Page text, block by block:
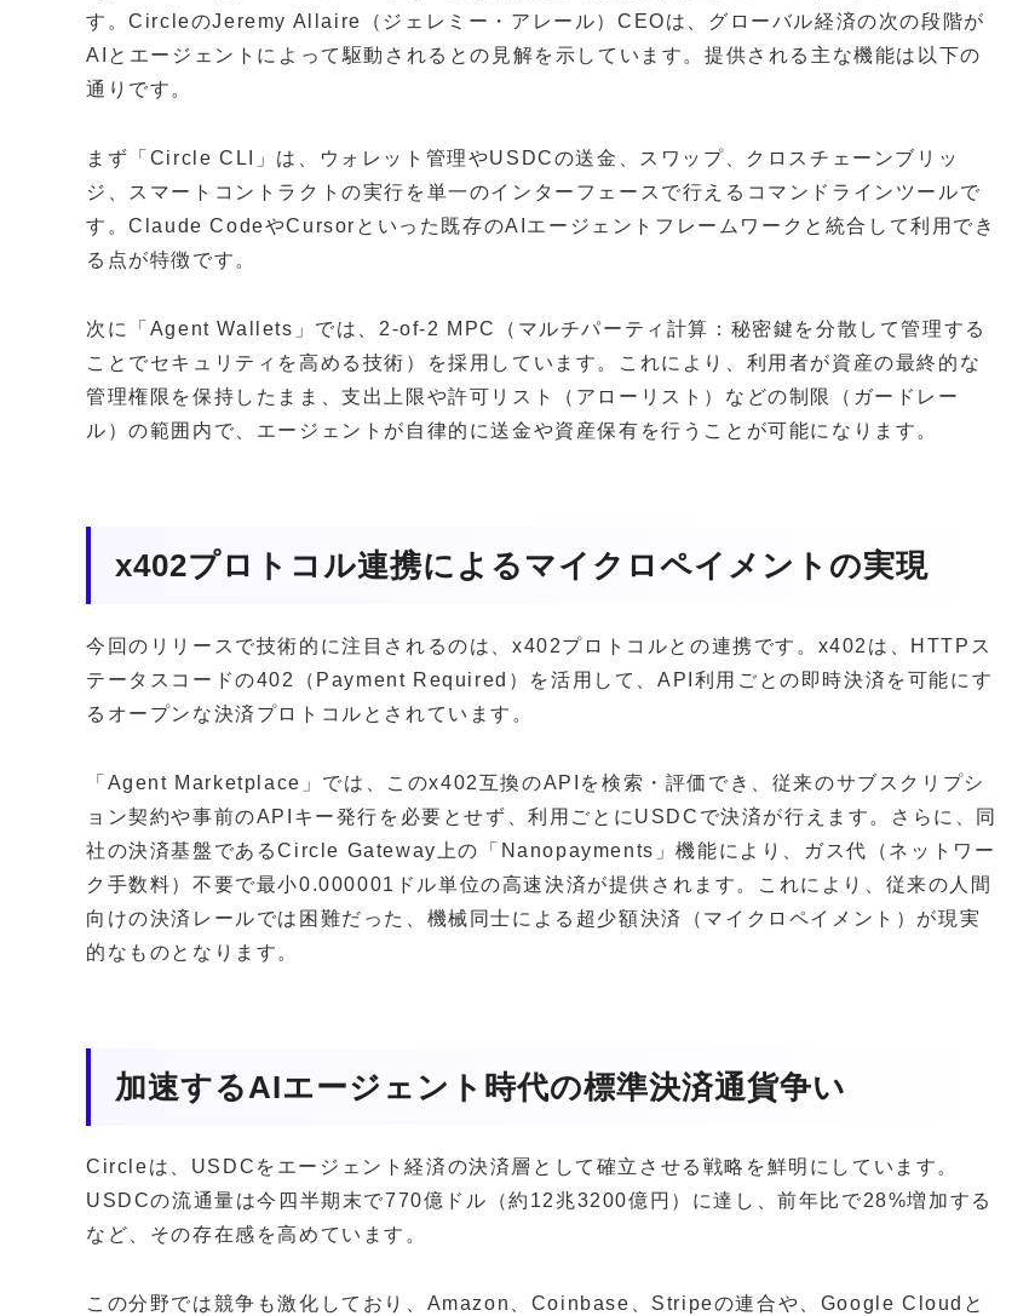
す。CircleのJeremy Allaire（ジェレミー・アレール）CEOは、グローバル経済の次の段階が
AIとエージェントによって駆動されるとの見解を示しています。提供される主な機能は以下の
通りです。
まず「Circle CLI」は、ウォレット管理やUSDCの送金、スワップ、クロスチェーンブリッ
ジ、スマートコントラクトの実行を単一のインターフェースで行えるコマンドラインツールで
す。Claude CodeやCursorといった既存のAIエージェントフレームワークと統合して利用でき
る点が特徴です。
次に「Agent Wallets」では、2-of-2 MPC（マルチパーティ計算：秘密鍵を分散して管理する
ことでセキュリティを高める技術）を採用しています。これにより、利用者が資産の最終的な
管理権限を保持したまま、支出上限や許可リスト（アローリスト）などの制限（ガードレー
ル）の範囲内で、エージェントが自律的に送金や資産保有を行うことが可能になります。
x402プロトコル連携によるマイクロペイメントの実現
今回のリリースで技術的に注目されるのは、x402プロトコルとの連携です。x402は、HTTPス
テータスコードの402（Payment Required）を活用して、API利用ごとの即時決済を可能にす
るオープンな決済プロトコルとされています。
「Agent Marketplace」では、このx402互換のAPIを検索・評価でき、従来のサブスクリプシ
ョン契約や事前のAPIキー発行を必要とせず、利用ごとにUSDCで決済が行えます。さらに、同
社の決済基盤であるCircle Gateway上の「Nanopayments」機能により、ガス代（ネットワー
ク手数料）不要で最小0.000001ドル単位の高速決済が提供されます。これにより、従来の人間
向けの決済レールでは困難だった、機械同士による超少額決済（マイクロペイメント）が現実
的なものとなります。
加速するAIエージェント時代の標準決済通貨争い
Circleは、USDCをエージェント経済の決済層として確立させる戦略を鮮明にしています。
USDCの流通量は今四半期末で770億ドル（約12兆3200億円）に達し、前年比で28%増加する
など、その存在感を高めています。
この分野では競争も激化しており、Amazon、Coinbase、Stripeの連合や、Google Cloudと